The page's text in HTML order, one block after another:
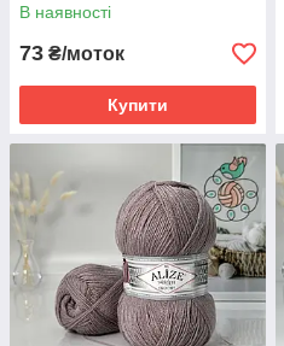
В наявності
73 ₴/моток
Купити